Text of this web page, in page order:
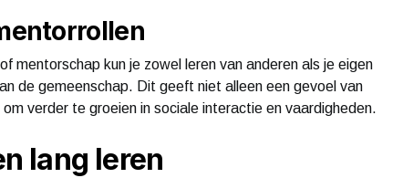
mentorschap kun je zowel leren van anderen als je eigen
de gemeenschap. Dit geeft niet alleen een gevoel van
verder te groeien in sociale interactie en vaardigheden.
lang leren